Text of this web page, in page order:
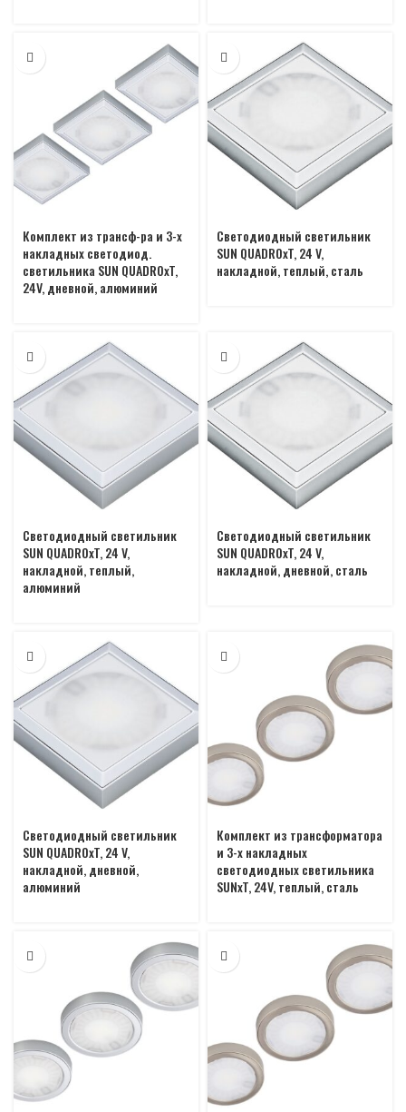
Комплект из трансф-ра и 3-х
накладных светодиод.
светильника SUN QUADROxT,
24V, дневной, алюминий
Светодиодный светильник
SUN QUADROxT, 24 V,
накладной, теплый, сталь
Светодиодный светильник
SUN QUADROxT, 24 V,
накладной, теплый,
алюминий
Светодиодный светильник
SUN QUADROxT, 24 V,
накладной, дневной, сталь
Светодиодный светильник
SUN QUADROxT, 24 V,
накладной, дневной,
алюминий
Комплект из трансформатора
и 3-х накладных
светодиодных светильника
SUNxT, 24V, теплый, сталь